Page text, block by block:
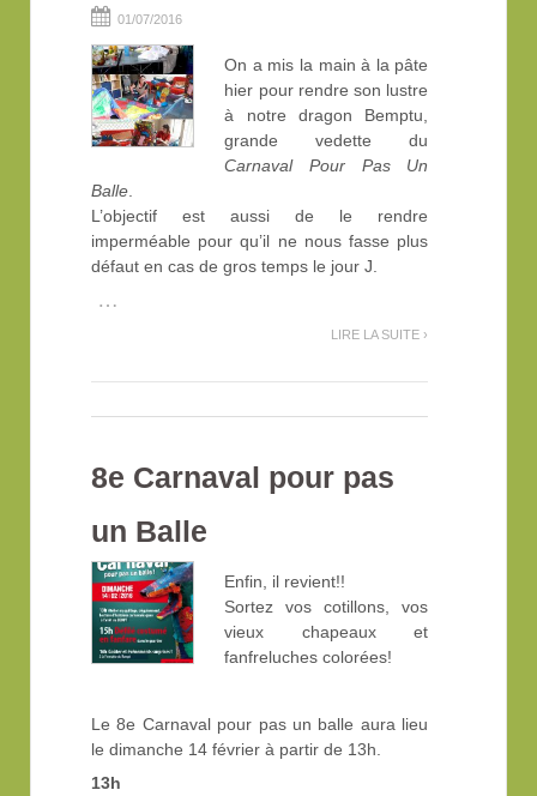
01/07/2016
On a mis la main à la pâte
hier pour rendre son lustre
à notre dragon Bemptu,
grande vedette du
Carnaval Pour Pas Un
Balle
L’objectif est aussi de le rendre
imperméable pour qu’il ne nous fasse plus
défaut en cas de gros temps le jour J.
…
LIRE LA SUITE ›
8e Carnaval pour pas
un Balle
Enfin, il revient!!
Sortez vos cotillons, vos
vieux chapeaux et
fanfreluches colorées!
Le 8e Carnaval pour pas un balle aura lieu
le dimanche 14 février à partir de 13h.
13h